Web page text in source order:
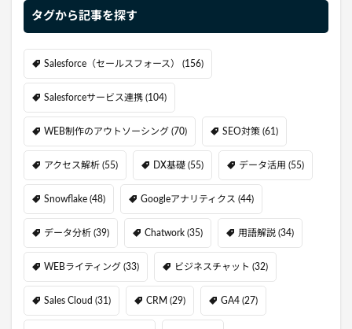
タグから記事を探す
Salesforce（セールスフォース） (156)
Salesforceサービス連携 (104)
WEB制作のアウトソーシング (70) SEO対策 (61)
アクセス解析 (55) DX基礎 (55) データ活用 (55)
Snowflake (48) Googleアナリティクス (44)
データ分析 (39) Chatwork (35) 用語解説 (34)
WEBライティング (33) ビジネスチャット (32)
Sales Cloud (31) CRM (29) GA4 (27)